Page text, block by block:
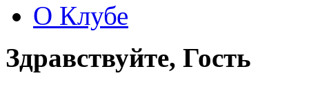
О Клубе
Здравствуйте, Гость